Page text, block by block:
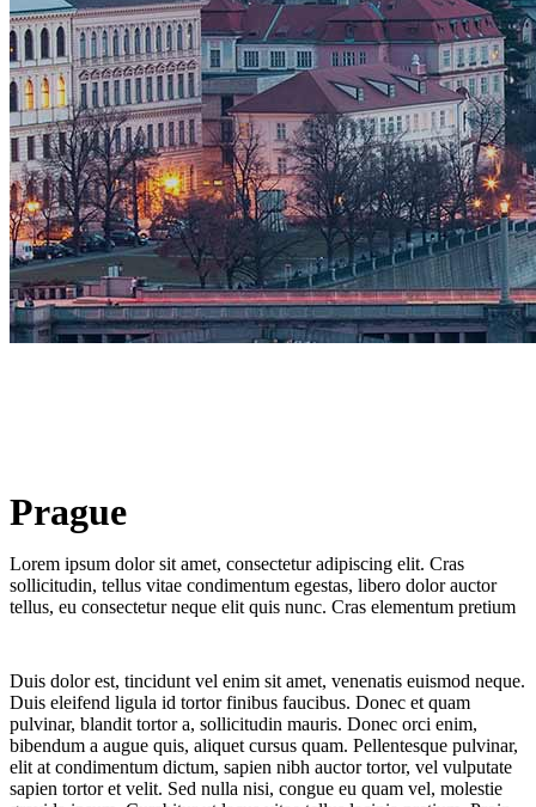
Moscow
Prague
Lorem ipsum dolor sit amet, consectetur adipiscing elit. Cras
sollicitudin, tellus vitae condimentum egestas, libero dolor auctor
tellus, eu consectetur neque elit quis nunc. Cras elementum pretium
Duis dolor est, tincidunt vel enim sit amet, venenatis euismod neque.
Duis eleifend ligula id tortor finibus faucibus. Donec et quam
pulvinar, blandit tortor a, sollicitudin mauris. Donec orci enim,
bibendum a augue quis, aliquet cursus quam. Pellentesque pulvinar,
elit at condimentum dictum, sapien nibh auctor tortor, vel vulputate
sapien tortor et velit. Sed nulla nisi, congue eu quam vel, molestie